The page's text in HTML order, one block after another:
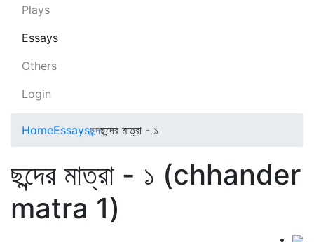
Plays
Essays
Others
Login
HomeEssaysছন্দছন্দের মাত্রা - ১
ছন্দের মাত্রা - ১ (chhander
matra 1)